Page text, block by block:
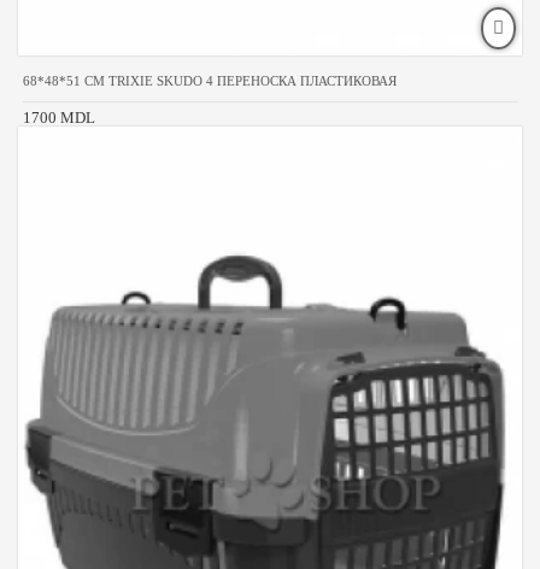
68*48*51 CM TRIXIE SKUDO 4 ПЕРЕНОСКА ПЛАСТИКОВАЯ
1700 MDL